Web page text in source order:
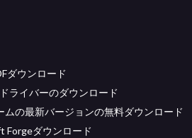
ダウンロード
ライバーのダウンロード
ムの最新バージョンの無料ダウンロード
Forgeダウンロード